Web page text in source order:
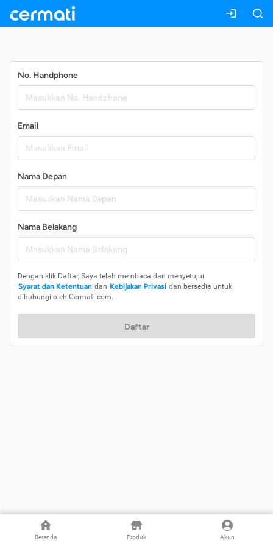
Beranda Produk Akun
No. Handphone
Email
Nama Depan
Nama Belakang
Dengan klik Daftar, Saya telah membaca dan menyetujui
Syarat dan Ketentuan dan Kebijakan Privasi dan bersedia untuk
dihubungi oleh Cermati.com.
Daftar